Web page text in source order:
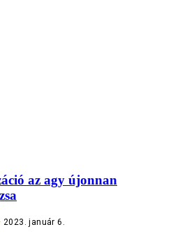
az agy újonnan
2023. január 6.